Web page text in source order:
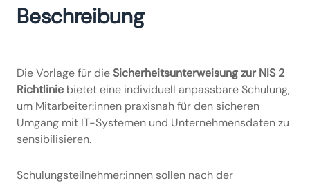
Beschreibung
Die Vorlage für dieSicherheitsunterweisung zur NIS 2
Richtlinie bietet eine individuell anpassbare Schulung,
um Mitarbeiter:innen praxisnah für den sicheren
Umgang mit IT-Systemen und Unternehmensdaten zu
sensibilisieren.
Schulungsteilnehmer:innen sollen nach der